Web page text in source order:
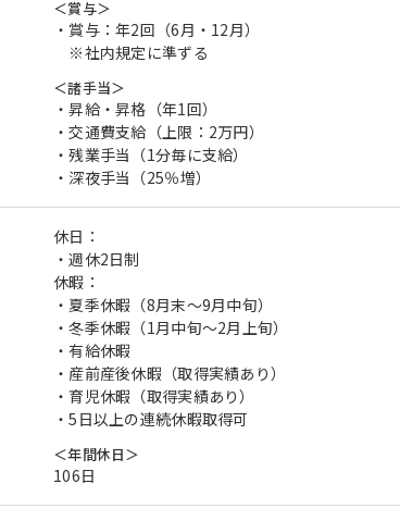
＜賞与＞
・賞与：年2回（6月・12月）
※社内規定に準ずる
＜諸手当＞
・昇給・昇格（年1回）
・交通費支給（上限：2万円）
・残業手当（1分毎に支給）
・深夜手当（25％増）
休日：
・週休2日制
休暇：
・夏季休暇（8月末〜9月中旬）
・冬季休暇（1月中旬〜2月上旬）
・有給休暇
・産前産後休暇（取得実績あり）
・育児休暇（取得実績あり）
・5日以上の連続休暇取得可
＜年間休日＞
106日